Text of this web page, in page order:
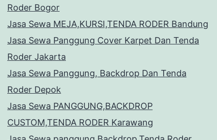
Roder Bogor
Jasa Sewa MEJA,KURSI,TENDA RODER Bandung
Jasa Sewa Panggung Cover Karpet Dan Tenda
Roder Jakarta
Jasa Sewa Panggung, Backdrop Dan Tenda
Roder Depok
Jasa Sewa PANGGUNG,BACKDROP
CUSTOM,TENDA RODER Karawang